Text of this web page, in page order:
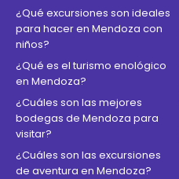
¿Qué excursiones son ideales
para hacer en Mendoza con
niños?
¿Qué es el turismo enológico
en Mendoza?
¿Cuáles son las mejores
bodegas de Mendoza para
visitar?
¿Cuáles son las excursiones
de aventura en Mendoza?